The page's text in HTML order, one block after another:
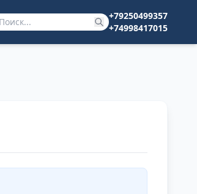
+79250499357
+74998417015